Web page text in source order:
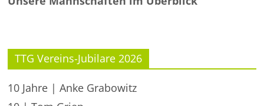
TTG Vereins-Jubilare 2026
10 Jahre | Anke Grabowitz